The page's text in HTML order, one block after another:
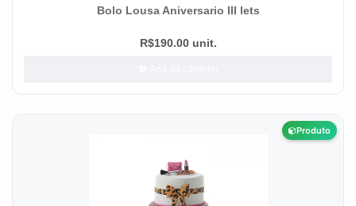
Bolo Lousa Aniversario III lets
R$190.00 unit.
Produto